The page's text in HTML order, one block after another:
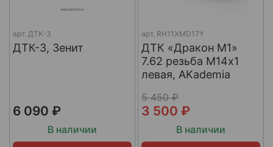
арт. ДТК-3
ДТК-3, Зенит
6 090 ₽
В наличии
арт. RH11XMD17Y
ДТК «Дракон М1»
7.62 резьба М14х1
левая, AKademia
5 450 ₽
3 500 ₽
В наличии